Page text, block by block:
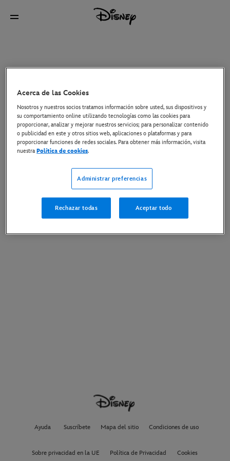
Ayuda Suscríbete Mapa del sitio Condiciones de uso
Sobre privacidad en la UE Política de Privacidad Cookies
Acerca de las Cookies
Nosotros y nuestros socios tratamos información sobre usted, sus dispositivos y
su comportamiento online utilizando tecnologías como las cookies para
proporcionar, analizar y mejorar nuestros servicios; para personalizar contenido
o publicidad en este y otros sitios web, aplicaciones o plataformas y para
proporcionar funciones de redes sociales. Para obtener más información, visita
nuestraPolítica de cookies.
Administrar preferencias
Rechazar todas Aceptar todo